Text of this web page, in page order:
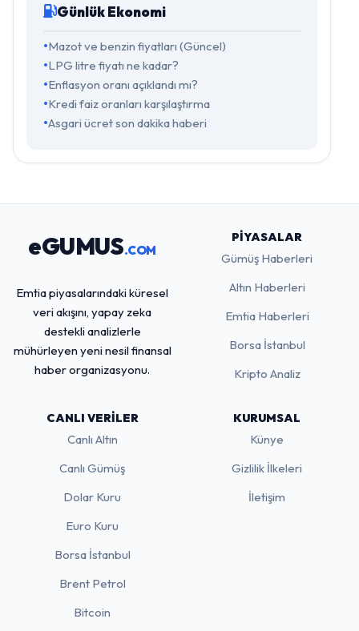
Günlük Ekonomi
Mazot ve benzin fiyatları (Güncel)
LPG litre fiyatı ne kadar?
Enflasyon oranı açıklandı mı?
Kredi faiz oranları karşılaştırma
Asgari ücret son dakika haberi
eGUMUS.COM
Emtia piyasalarındaki küresel
veri akışını, yapay zeka
destekli analizlerle
mühürleyen yeni nesil finansal
haber organizasyonu.
PIYASALAR
Gümüş Haberleri
Altın Haberleri
Emtia Haberleri
Borsa İstanbul
Kripto Analiz
CANLI VERILER
Canlı Altın
Canlı Gümüş
Dolar Kuru
Euro Kuru
Borsa İstanbul
Brent Petrol
Bitcoin
KURUMSAL
Künye
Gizlilik İlkeleri
İletişim